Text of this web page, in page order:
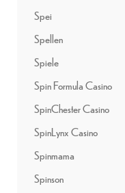
Spei
Spellen
Spiele
Spin Formula Casino
SpinChester Casino
SpinLynx Casino
Spinmama
Spinson